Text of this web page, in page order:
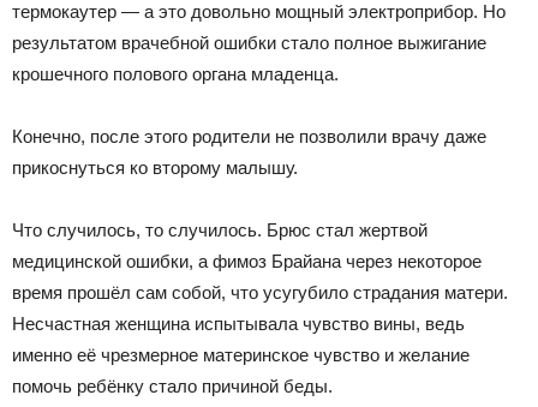
термокаутер — а это довольно мощный электроприбор. Но
результатом врачебной ошибки стало полное выжигание
крошечного полового органа младенца.
Конечно, после этого родители не позволили врачу даже
прикоснуться ко второму малышу.
Что случилось, то случилось. Брюс стал жертвой
медицинской ошибки, а фимоз Брайана через некоторое
время прошёл сам собой, что усугубило страдания матери.
Несчастная женщина испытывала чувство вины, ведь
именно её чрезмерное материнское чувство и желание
помочь ребёнку стало причиной беды.